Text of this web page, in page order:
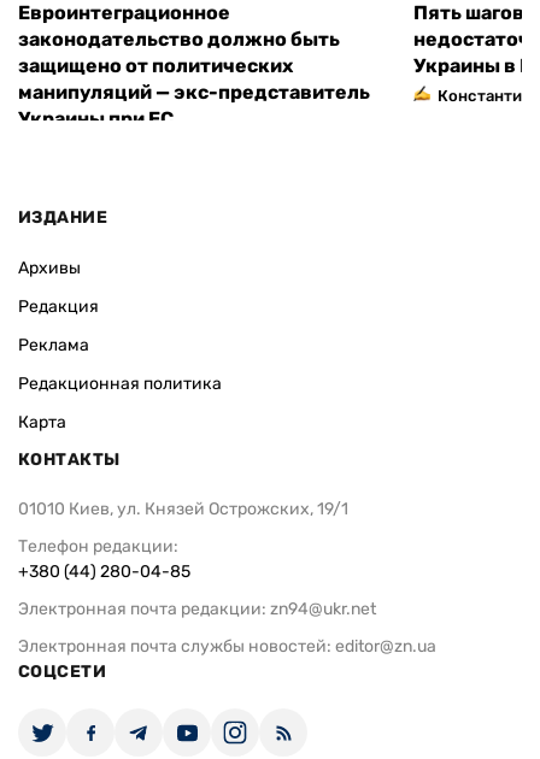
Евроинтеграционное
законодательство должно быть
защищено от политических
манипуляций — экс-представитель
Украины при ЕС
Пять шагов
Украины в
Константин
ИЗДАНИЕ
Архивы
Редакция
Реклама
Редакционная политика
Карта
КОНТАКТЫ
01010 Киев, ул. Князей Острожских, 19/1
Телефон редакции:
+380 (44) 280-04-85
Электронная почта редакции: zn94@ukr.net
Электронная почта службы новостей: editor@zn.ua
СОЦСЕТИ